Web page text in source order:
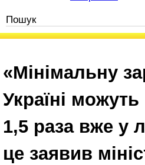
«Мінімальну
Україні
1,5 раза вже у
це заявив